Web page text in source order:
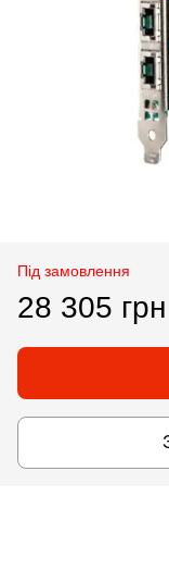
Під замовлення
28 305 грн